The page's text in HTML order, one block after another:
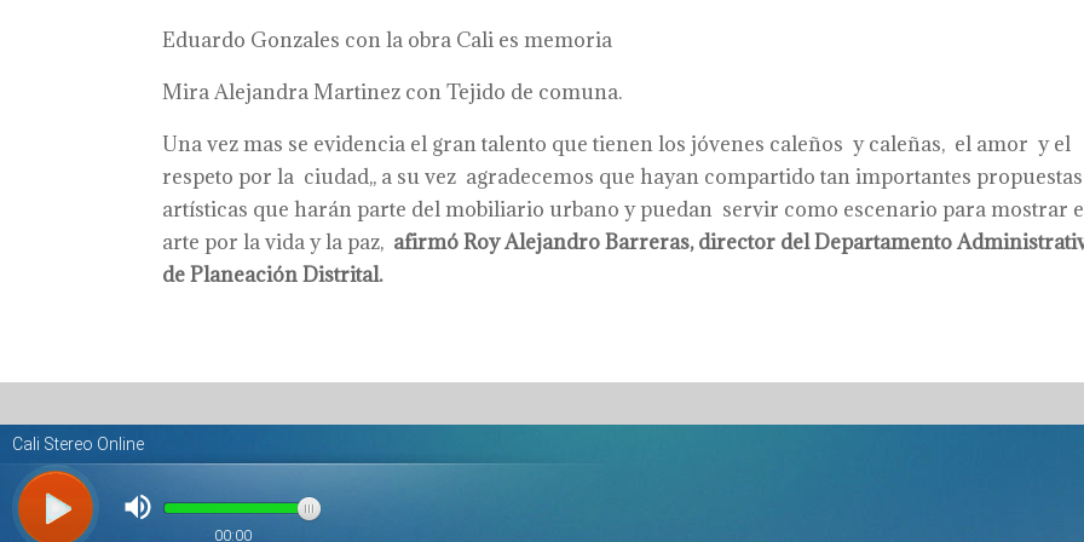
Eduardo Gonzales con la obra Cali es memoria
Mira Alejandra Martinez con Tejido de comuna.
Una vez mas se evidencia el gran talento que tienen los jóvenes caleños y caleñas, el amor y el
respeto por la ciudad,, a su vez agradecemos que hayan compartido tan importantes propuestas
artísticas que harán parte del mobiliario urbano y puedan servir como escenario para mostrar
arte por la vida y la paz, afirmó Roy Alejandro Barreras, director del Departamento
de Planeación Distrital.